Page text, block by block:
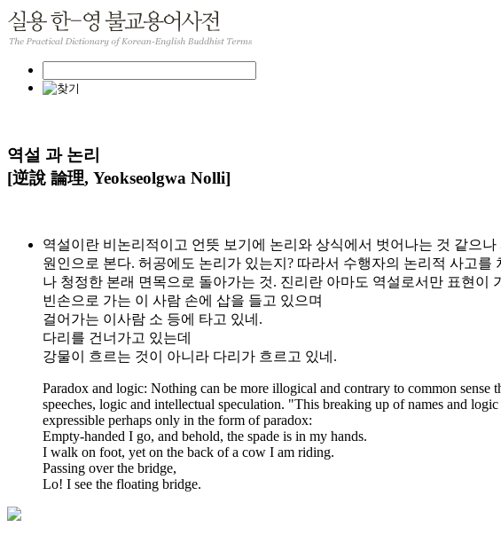
역설 과 논리
[逆說 論理, Yeokseolgwa Nolli]
역설이란 비논리적이고 언뜻 보기에 논리와 상식에서 벗어나는 것 같으
원인으로 본다. 허공에도 논리가 있는지? 따라서 수행자의 논리적 사고
나 청정한 본래 면목으로 돌아가는 것. 진리란 아마도 역설로서만 표현이
빈손으로 가는 이 사람 손에 삽을 들고 있으며
걸어가는 이사람 소 등에 타고 있네.
다리를 건너가고 있는데
강물이 흐르는 것이 아니라 다리가 흐르고 있네.
Paradox and logic: Nothing can be more illogical and contrary to common
speeches, logic and intellectual speculation. "This breaking up of names and
expressible perhaps only in the form of paradox:
Empty-handed I go, and behold, the spade is in my hands.
I walk on foot, yet on the back of a cow I am riding.
Passing over the bridge,
Lo! I see the floating bridge.